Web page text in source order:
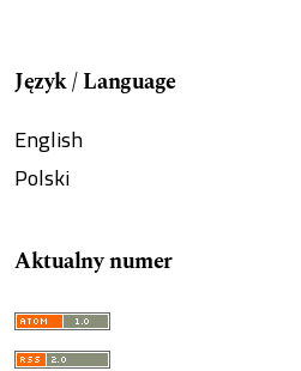
Język / Language
English
Polski
Aktualny numer